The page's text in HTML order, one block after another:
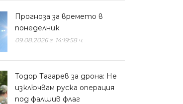
Прогноза за времето в
понеделник
09.08.2026 г. 14:19:58 ч.
Тодор Тагарев за дрона: Не
изключвам руска операция
под фалшив флаг